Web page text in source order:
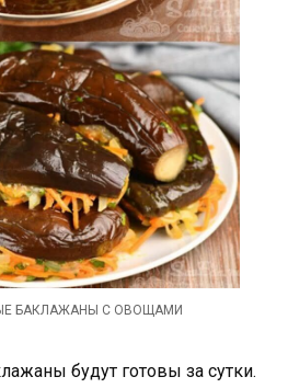
БАКЛАЖАНЫ С ОВОЩАМИ
будут готовы за сутки.